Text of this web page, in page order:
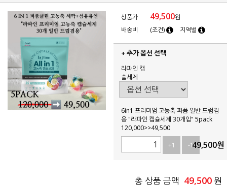
상품가 49,500원
배송비
(조건) 지역별
+ 추가 옵션 선택
라파인 캡
슐세제
6in1 프리미엄 고농축 퍼퓸 일반 드럼겸
용 "라파인 캡슐세제 30개입" 5pack
120,000>>49,500
+1
-149,500원
총 상품 금액 49,500 원